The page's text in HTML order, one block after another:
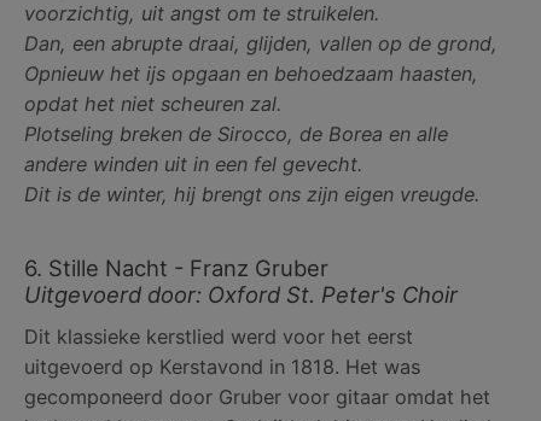
voorzichtig, uit angst om te struikelen.
Dan, een abrupte draai, glijden, vallen op de grond,
Opnieuw het ijs opgaan en behoedzaam haasten,
opdat het niet scheuren zal.
Plotseling breken de Sirocco, de Borea en alle
andere winden uit in een fel gevecht.
Dit is de winter, hij brengt ons zijn eigen vreugde.
6. Stille Nacht - Franz Gruber
Uitgevoerd door: Oxford St. Peter's Choir
Dit klassieke kerstlied werd voor het eerst
uitgevoerd op Kerstavond in 1818. Het was
gecomponeerd door Gruber voor gitaar omdat het